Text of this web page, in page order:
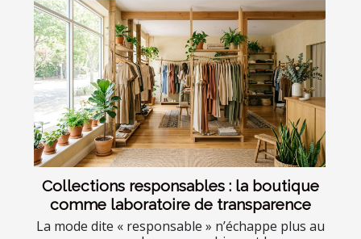
Collections responsables : la boutique
comme laboratoire de transparence
La mode dite « responsable » n’échappe plus au